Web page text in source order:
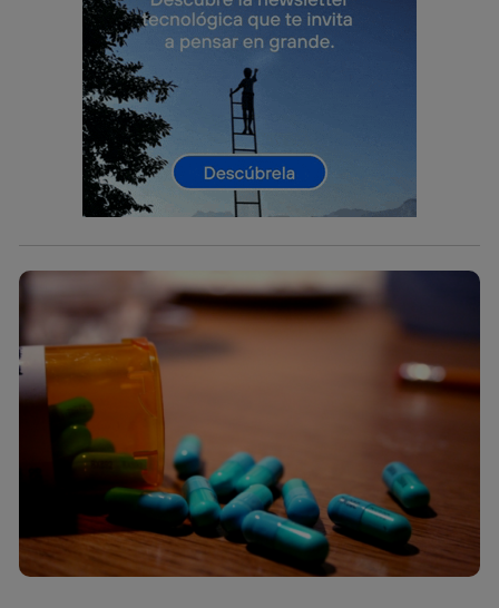
Este identificador se asigna a la conexión de internet, por
lo que cualquier persona que conecte su dispositivo y
consienta el uso de la tecnología recibirá el mismo
identificador. Típicamente:
Si utilizas unaconexión de banda ancha
el marketing o análisis se realizará en función de las
actividades de navegación de los miembros del hogar
que hayan dado su consentimiento.
Si utilizasdatos móviles, el marketing será más
personalizado, ya que se basará únicamente en la
navegación del usuario del móvil.
Puedes gestionar los consentimientos Utiq seleccionando
“Administrar Utiq” en la parte inferior de esta página web o
portal de privacidad de Utiq
(“consenthub”)
la política de privacidad de Utiq